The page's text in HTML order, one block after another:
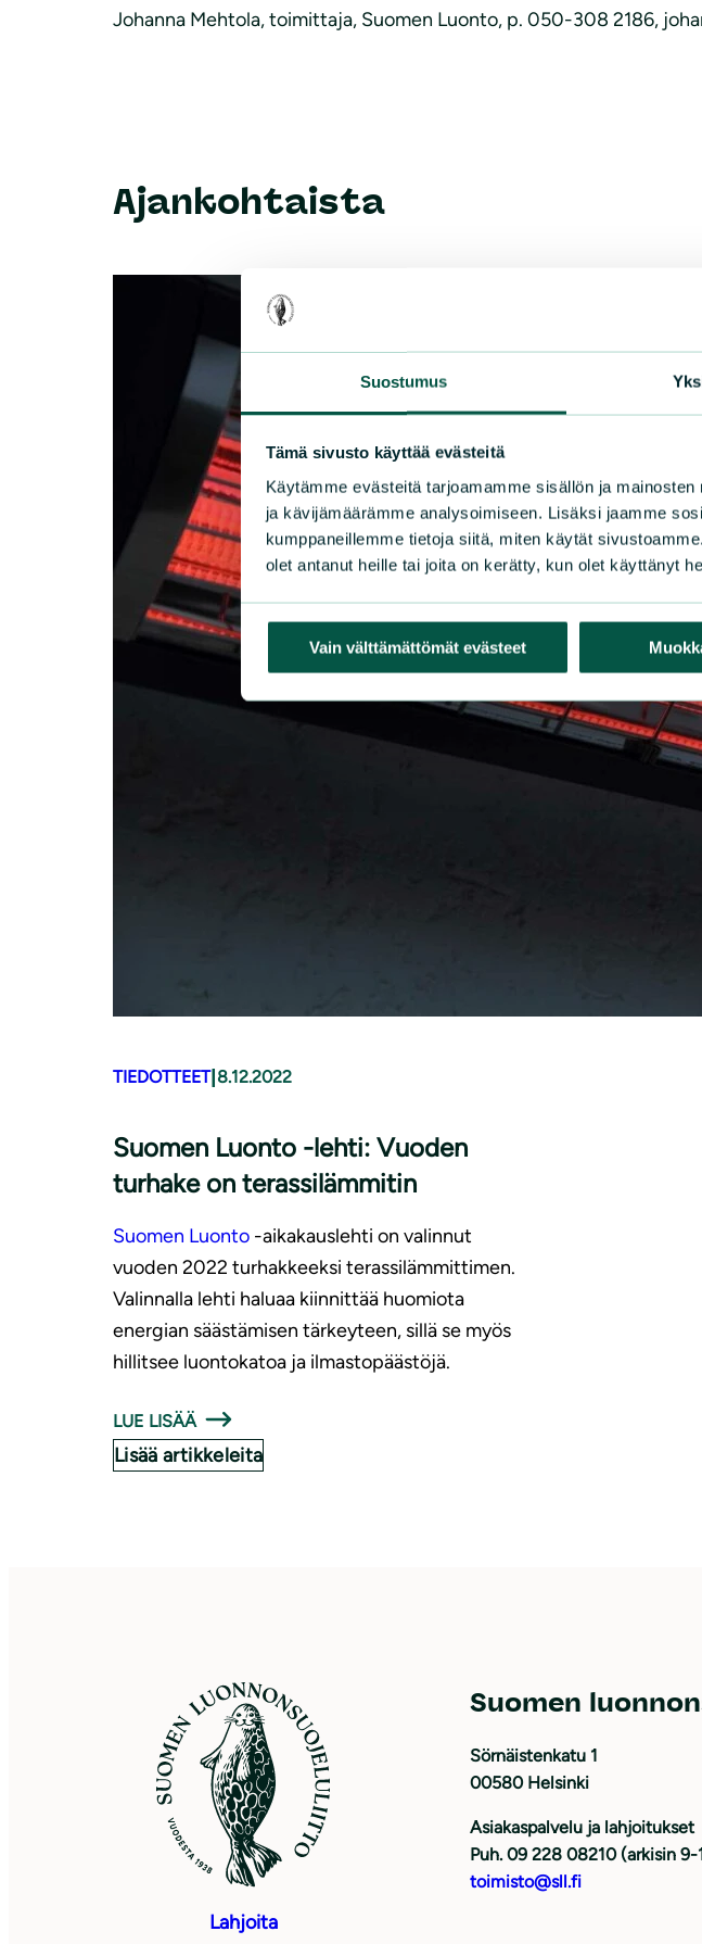
Suostumus
Tämä sivusto käyttää evästeitä
Käytämme evästeitä tarjoamamme sisällön ja
ja kävijämäärämme analysoimiseen. Lisäksi jaamme
kumppaneillemme tietoja siitä, miten käytät
olet antanut heille tai joita on kerätty, kun olet käyttänyt
Vain välttämättömät evästeet
Johanna Mehtola, toimittaja, Suomen Luonto, p. 050-308 2186,
Ajankohtaista
TIEDOTTEET| 8.12.2022
Suomen Luonto -lehti: Vuoden
turhake on terassilämmitin
Suomen Luonto -aikakauslehti on valinnut
vuoden 2022 turhakkeeksi terassilämmittimen.
Valinnalla lehti haluaa kiinnittää huomiota
energian säästämisen tärkeyteen, sillä se myös
hillitsee luontokatoa ja ilmastopäästöjä.
LUE LISÄÄ
Lisää artikkeleita
Lahjoita
Suomen
Sörnäistenkatu 1
00580 Helsinki
Asiakaspalvelu ja lahjoitukset
Puh. 09 228 08210 (arkisin 9-
toimisto@sll.fi